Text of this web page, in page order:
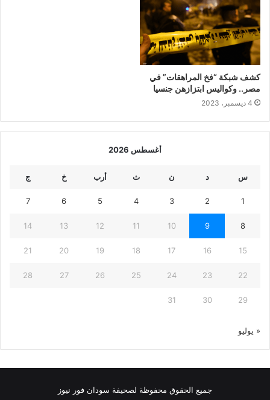
كشف شبكة “فخ المراهقات” في
مصر.. وكواليس ابتزازهن جنسيا
4 ديسمبر، 2023
أغسطس 2026
س د ن ث أرب خ ج
1
2
3
4
5
6
7
8
9
10
11
12
13
14
15
16
17
18
19
20
21
22
23
24
25
26
27
28
29
30
31
« يوليو
جميع الحقوق محفوظة لصحيفة سودان فور نيوز